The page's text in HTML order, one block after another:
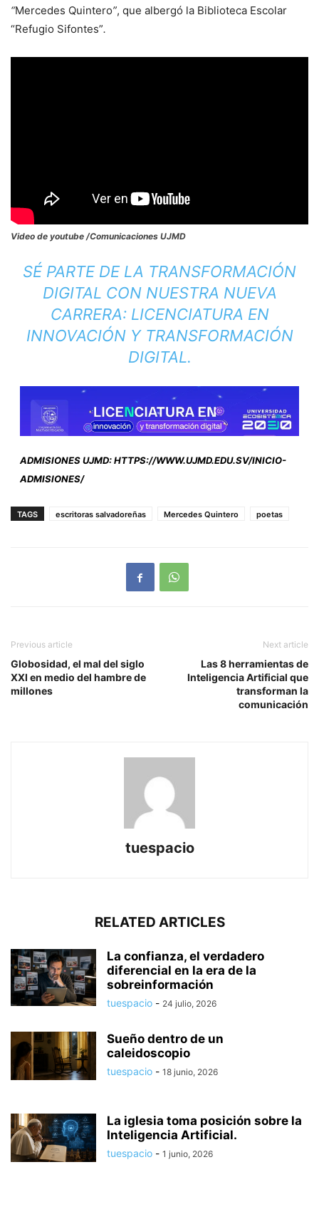
“Mercedes Quintero”, que albergó la Biblioteca Escolar
“Refugio Sifontes”.
Video de youtube /Comunicaciones UJMD
SÉ PARTE DE LA TRANSFORMACIÓN
DIGITAL CON NUESTRA NUEVA
CARRERA: LICENCIATURA EN
INNOVACIÓN Y TRANSFORMACIÓN
DIGITAL.
ADMISIONES UJMD:HTTPS://WWW.UJMD.EDU.SV/INICIO-
ADMISIONES/
TAGS escritoras salvadoreñas Mercedes Quintero poetas
Previous article
Globosidad, el mal del siglo
XXI en medio del hambre de
millones
Next article
Las 8 herramientas de
Inteligencia Artificial que
transforman la
comunicación
tuespacio
RELATED ARTICLES
La confianza, el verdadero
diferencial en la era de la
sobreinformación
tuespacio - 24 julio, 2026
Sueño dentro de un
caleidoscopio
tuespacio - 18 junio, 2026
La iglesia toma posición sobre la
Inteligencia Artificial.
tuespacio - 1 junio, 2026